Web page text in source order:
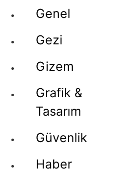
Genel
Gezi
Gizem
Grafik &
Tasarım
Güvenlik
Haber